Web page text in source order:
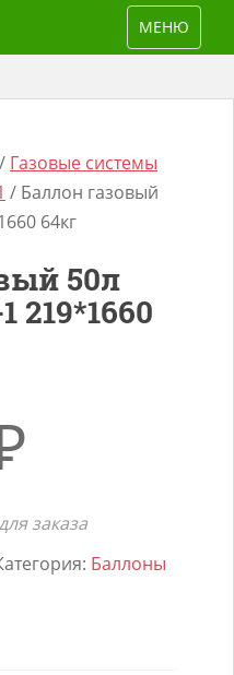
TOGGLE
МЕНЮ
Поиск
товаров
/ Газовые системы
/ Баллон газовый
64кг
50л
219*1660
заказа
Баллоны